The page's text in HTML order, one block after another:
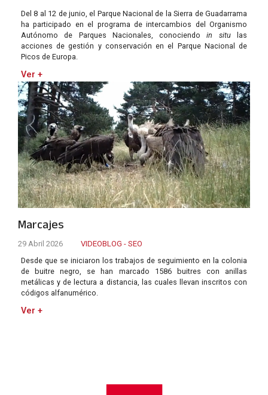
Del 8 al 12 de junio, el Parque Nacional de la Sierra de Guadarrama
ha participado en el programa de intercambios del Organismo
Autónomo de Parques Nacionales, conociendoin situlas
acciones de gestión y conservación en el Parque Nacional de
Picos de Europa.
Ver +
Marcajes
29 Abril 2026
VIDEOBLOG - SEO
Desde que se iniciaron los trabajos de seguimiento en la colonia
de buitre negro, se han marcado 1586 buitres con anillas
metálicas y de lectura a distancia, las cuales llevan inscritos con
códigos alfanumérico.
Ver +